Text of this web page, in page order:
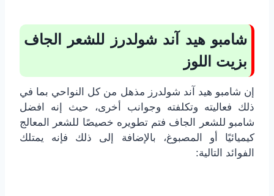
شامبو هيد آند شولدرز للشعر الجاف
بزيت اللوز
إن شامبو هيد آند شولدرز مذهل من كل النواحي بما في
ذلك فعاليته وتكلفته وجوانب أخرى، حيث إنه افضل
شامبو للشعر الجاف فتم تطويره خصيصًا للشعر المعالج
كيميائيًا أو المصبوغ، بالإضافة إلى ذلك فإنه يمتلك
الفوائد التالية: